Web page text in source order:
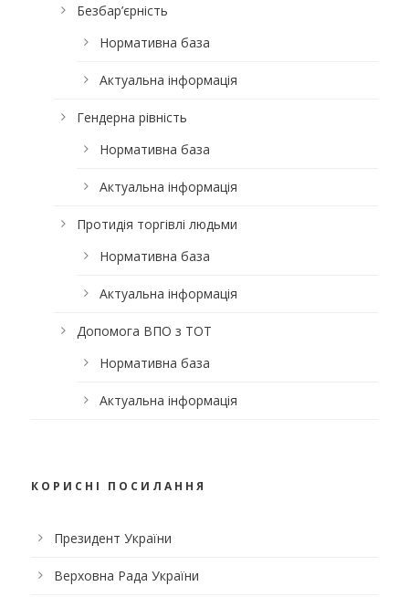
Безбар’єрність
Нормативна база
Актуальна інформація
Гендерна рівність
Нормативна база
Актуальна інформація
Протидія торгівлі людьми
Нормативна база
Актуальна інформація
Допомога ВПО з ТОТ
Нормативна база
Актуальна інформація
КОРИСНІ ПОСИЛАННЯ
Президент України
Верховна Рада України